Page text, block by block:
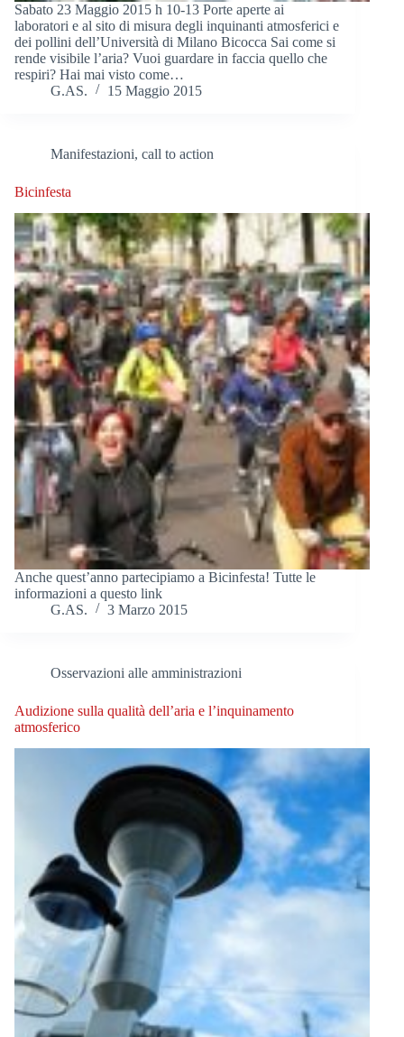
Sabato 23 Maggio 2015 h 10-13 Porte aperte ai
laboratori e al sito di misura degli inquinanti atmosferici e
dei pollini dell’Università di Milano Bicocca Sai come si
rende visibile l’aria? Vuoi guardare in faccia quello che
respiri? Hai mai visto come…
G.AS.
15 Maggio 2015
Manifestazioni, call to action
Bicinfesta
Anche quest’anno partecipiamo a Bicinfesta! Tutte le
informazioni a questo link
G.AS.
3 Marzo 2015
Osservazioni alle amministrazioni
Audizione sulla qualità dell’aria e l’inquinamento
atmosferico